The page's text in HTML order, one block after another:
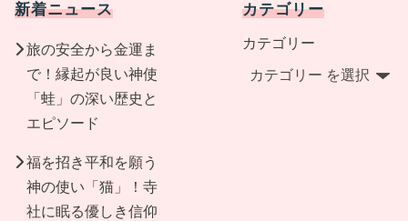
新着ニュース
旅の安全から金運ま
で！縁起が良い神使
「蛙」の深い歴史と
エピソード
福を招き平和を願う
神の使い「猫」！寺
社に眠る優しき信仰
カテゴリー
カテゴリー